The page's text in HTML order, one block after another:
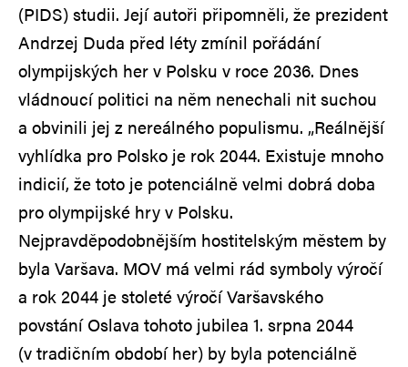
(PIDS) studii. Její autoři připomněli, že prezident
Andrzej Duda před léty zmínil pořádání
olympijských her v Polsku v roce 2036. Dnes
vládnoucí politici na něm nenechali nit suchou
a obvinili jej z nereálného populismu. „Reálnější
vyhlídka pro Polsko je rok 2044. Existuje mnoho
indicií, že toto je potenciálně velmi dobrá doba
pro olympijské hry v Polsku.
Nejpravděpodobnějším hostitelským městem by
byla Varšava. MOV má velmi rád symboly výročí
a rok 2044 je stoleté výročí Varšavského
povstání Oslava tohoto jubilea 1. srpna 2044
(v tradičním období her) by byla potenciálně